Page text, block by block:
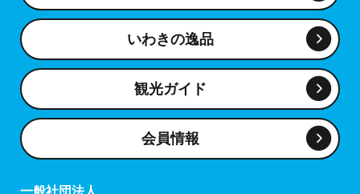
いわきの逸品
観光ガイド
会員情報